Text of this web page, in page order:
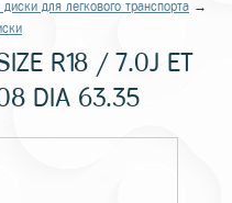
для легкового транспорта →
R18 / 7.0J ET
DIA 63.35